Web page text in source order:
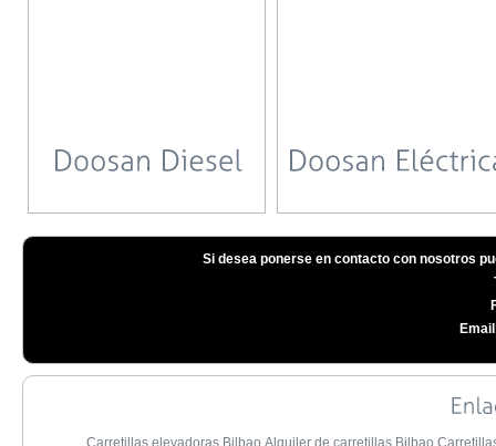
Si desea ponerse en contacto con nosotros
Carretillas elevadoras Bilbao Alquiler de carretillas Bilbao